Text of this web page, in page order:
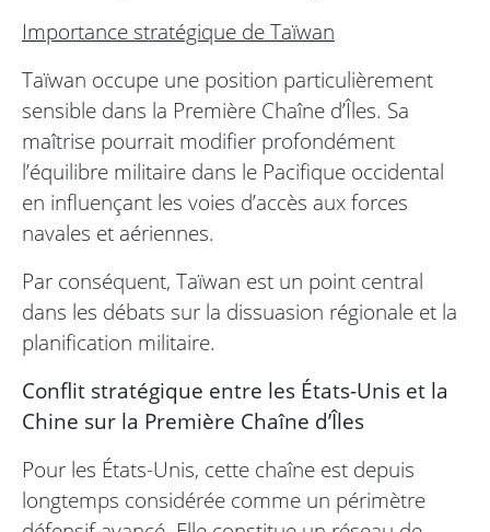
Importance stratégique de Taïwan
Taïwan occupe une position particulièrement
sensible dans la Première Chaîne d’Îles. Sa
maîtrise pourrait modifier profondément
l’équilibre militaire dans le Pacifique occidental
en influençant les voies d’accès aux forces
navales et aériennes.
Par conséquent, Taïwan est un point central
dans les débats sur la dissuasion régionale et la
planification militaire.
Conflit stratégique entre les États-Unis et la
Chine sur la Première Chaîne d’Îles
Pour les États-Unis, cette chaîne est depuis
longtemps considérée comme un périmètre